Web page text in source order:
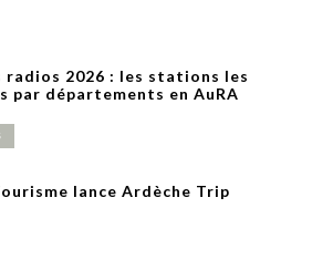
radios 2026 : les stations les
par départements en AuRA
lance Ardèche Trip